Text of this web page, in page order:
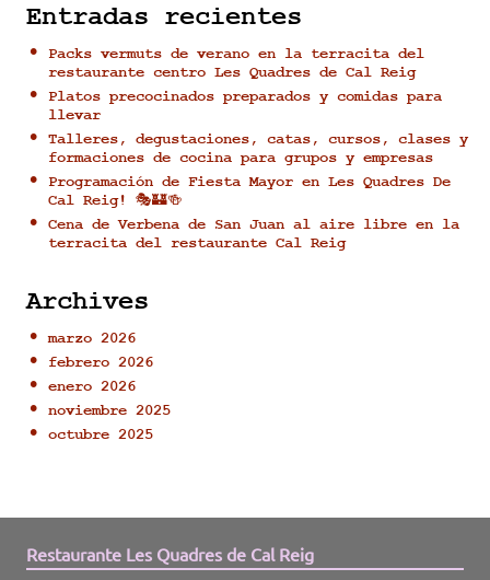
Entradas recientes
Packs vermuts de verano en la terracita del
restaurante centro Les Quadres de Cal Reig
Platos precocinados preparados y comidas para
llevar
Talleres, degustaciones, catas, cursos, clases y
formaciones de cocina para grupos y empresas
Programación de Fiesta Mayor en Les Quadres De
Cal Reig! 🎭🏰🍻
Cena de Verbena de San Juan al aire libre en la
terracita del restaurante Cal Reig
Archives
marzo 2026
febrero 2026
enero 2026
noviembre 2025
octubre 2025
Restaurante Les Quadres de Cal Reig